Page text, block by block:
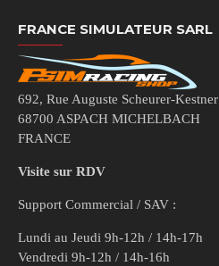
FRANCE SIMULATEUR SARL
692, Rue Auguste Scheurer-Kestner
68700 ASPACH MICHELBACH
FRANCE
Visite sur RDV
Support Commercial / SAV :
Lundi au Jeudi 9h-12h / 14h-17h
Vendredi 9h-12h / 14h-16h